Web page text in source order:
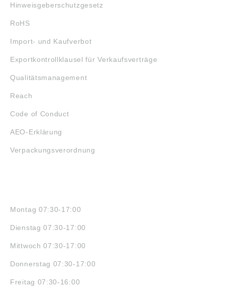
Hinweisgeberschutzgesetz
RoHS
Import- und Kaufverbot
Exportkontrollklausel für Verkaufsverträge
Qualitätsmanagement
Reach
Code of Conduct
AEO-Erklärung
Verpackungsverordnung
Montag 07:30-17:00
Dienstag 07:30-17:00
Mittwoch 07:30-17:00
Donnerstag 07:30-17:00
Freitag 07:30-16:00